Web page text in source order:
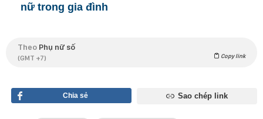
nữ trong gia đình
Theo Phụ nữ số
(GMT +7) Copy link
Chia sẻ Sao chép link